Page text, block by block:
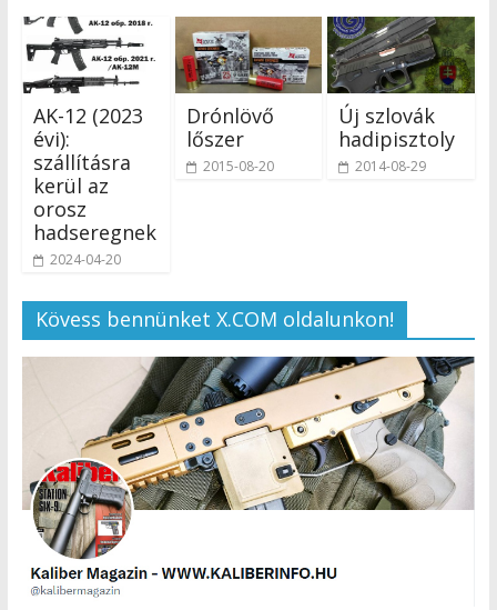
AK-12 (2023
évi):
szállításra
kerül az
orosz
hadseregnek
2024-04-20
Drónlövő
lőszer
2015-08-20
Új szlovák
hadipisztoly
2014-08-29
Kövess bennünket X.COM oldalunkon!